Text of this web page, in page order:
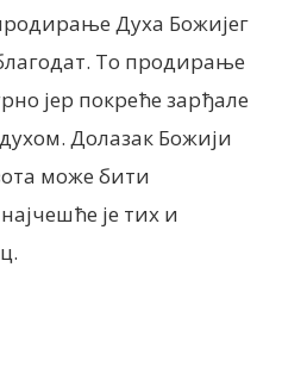
Духа Божијег
То продирање
јер покреће зарђале
Долазак Божији
може бити
је тих и